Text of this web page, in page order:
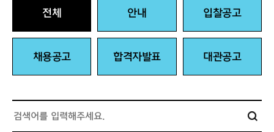
전체 안내 입찰공고
채용공고 합격자발표 대관공고